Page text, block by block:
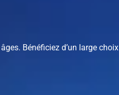
Bénéficiez d’un large choix